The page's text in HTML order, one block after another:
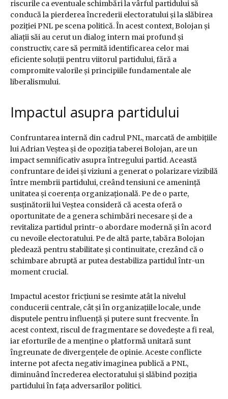
riscurile ca eventuale schimbări la vârful partidului să
conducă la pierderea încrederii electoratului și la slăbirea
poziției PNL pe scena politică. În acest context, Bolojan și
aliații săi au cerut un dialog intern mai profund și
constructiv, care să permită identificarea celor mai
eficiente soluții pentru viitorul partidului, fără a
compromite valorile și principiile fundamentale ale
liberalismului.
Impactul asupra partidului
Confruntarea internă din cadrul PNL, marcată de ambițiile
lui Adrian Veștea și de opoziția taberei Bolojan, are un
impact semnificativ asupra întregului partid. Această
confruntare de idei și viziuni a generat o polarizare vizibilă
între membrii partidului, creând tensiuni ce amenință
unitatea și coerența organizațională. Pe de o parte,
susținătorii lui Veștea consideră că acesta oferă o
oportunitate de a genera schimbări necesare și de a
revitaliza partidul printr-o abordare modernă și în acord
cu nevoile electoratului. Pe de altă parte, tabăra Bolojan
pledează pentru stabilitate și continuitate, crezând că o
schimbare abruptă ar putea destabiliza partidul într-un
moment crucial.
Impactul acestor fricțiuni se resimte atât la nivelul
conducerii centrale, cât și în organizațiile locale, unde
disputele pentru influență și putere sunt frecvente. În
acest context, riscul de fragmentare se dovedește a fi real,
iar eforturile de a menține o platformă unitară sunt
îngreunate de divergențele de opinie. Aceste conflicte
interne pot afecta negativ imaginea publică a PNL,
diminuând încrederea electoratului și slăbind poziția
partidului în fața adversarilor politici.